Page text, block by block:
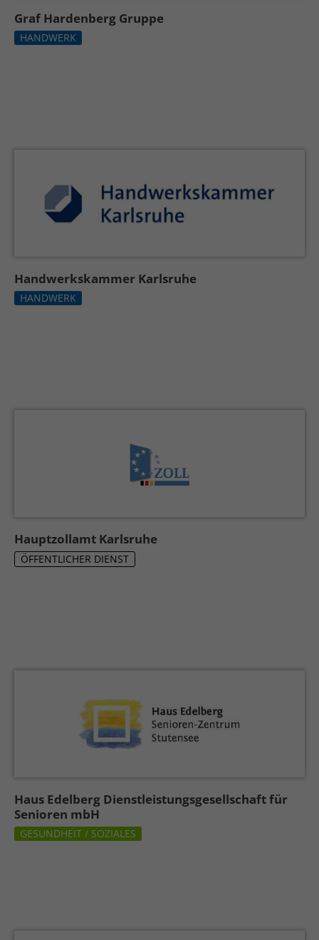
Graf Hardenberg Gruppe
HANDWERK
Handwerkskammer Karlsruhe
HANDWERK
Hauptzollamt Karlsruhe
ÖFFENTLICHER DIENST
Haus Edelberg Dienstleistungsgesellschaft für
Senioren mbH
GESUNDHEIT / SOZIALES